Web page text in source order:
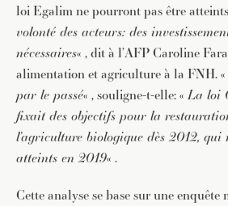
loi Egalim ne pourront pas être
volonté des acteurs: des
nécessaires« , dit à l’AFP Caroline
alimentation et agriculture à la FNH. «
par le passé« , souligne-t-elle: «La loi
fixait des objectifs pour la
l’agriculture biologique dès 2012,
atteints en 2019« .
Cette analyse se base sur une